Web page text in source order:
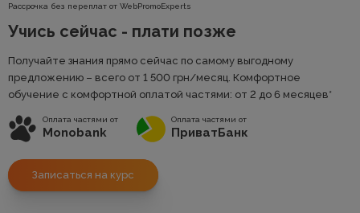
Рассрочка без переплат от WebPromoExperts
Учись сейчас - плати позже
Получайте знания прямо сейчас по самому выгодному
предложению – всего от 1 500 грн/месяц. Комфортное
обучение с комфортной оплатой частями: от 2 до 6 месяцев*
Оплата частями от
Monobank
Оплата частями от
ПриватБанк
Записаться на курс